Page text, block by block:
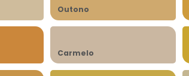
Outono
Carmelo